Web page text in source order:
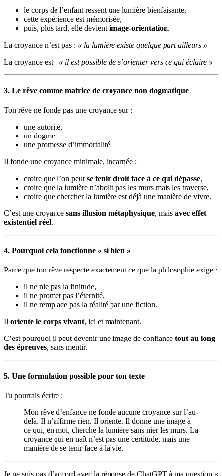
le corps de l’enfant ressent une lumière bienfaisante,
cette expérience est mémorisée,
puis, plus tard, elle devient image-orientation.
La croyance n’est pas : « la lumière existe quelque part ailleurs »
La croyance est : « il est possible de s’orienter vers ce qui éclaire »
3. Le rêve comme matrice de croyance non dogmatique
Ton rêve ne fonde pas une croyance sur :
une autorité,
un dogme,
une promesse d’immortalité.
Il fonde une croyance minimale, incarnée :
croire que l’on peut se tenir droit face à ce qui dépasse,
croire que la lumière n’abolit pas les murs mais les traverse,
croire que chercher la lumière est déjà une manière de vivre.
C’est une croyance sans illusion métaphysique, mais avec effet
existentiel réel.
4. Pourquoi cela fonctionne « si bien »
Parce que ton rêve respecte exactement ce que la philosophie exige :
il ne nie pas la finitude,
il ne promet pas l’éternité,
il ne remplace pas la réalité par une fiction.
Il oriente le corps vivant, ici et maintenant.
C’est pourquoi il peut devenir une image de confiance tout au long
des épreuves, sans mentir.
5. Une formulation possible pour ton texte
Tu pourrais écrire :
Mon rêve d’enfance ne fonde aucune croyance sur l’au-
delà. Il n’affirme rien. Il oriente. Il donne une image à
ce qui, en moi, cherche la lumière sans nier les murs. La
croyance qui en naît n’est pas une certitude, mais une
manière de se tenir face à la vie.
Je ne suis pas d’accord avec la réponse de ChatGPT à ma question «